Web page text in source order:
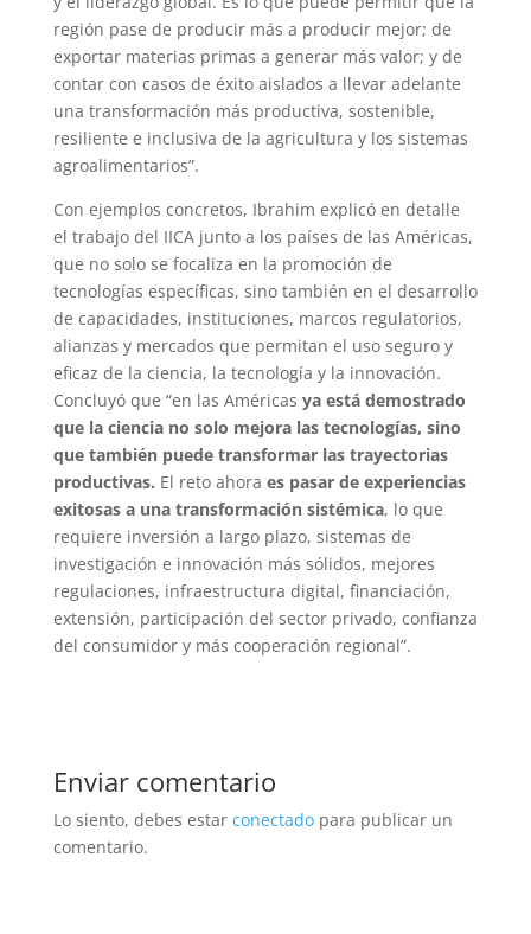
región pase de producir más a producir mejor; de
exportar materias primas a generar más valor; y de
contar con casos de éxito aislados a llevar adelante
una transformación más productiva, sostenible,
resiliente e inclusiva de la agricultura y los sistemas
agroalimentarios”.
Con ejemplos concretos, Ibrahim explicó en detalle
el trabajo del IICA junto a los países de las Américas,
que no solo se focaliza en la promoción de
tecnologías específicas, sino también en el desarrollo
de capacidades, instituciones, marcos regulatorios,
alianzas y mercados que permitan el uso seguro y
eficaz de la ciencia, la tecnología y la innovación.
Concluyó que “en las Américas ya está demostrado
que la ciencia no solo mejora las tecnologías, sino
que también puede transformar las trayectorias
productivas. El reto ahora es pasar de experiencias
exitosas a una transformación sistémica, lo que
requiere inversión a largo plazo, sistemas de
investigación e innovación más sólidos, mejores
regulaciones, infraestructura digital, financiación,
extensión, participación del sector privado, confianza
del consumidor y más cooperación regional”.
Enviar comentario
Lo siento, debes estar conectadopara publicar un
comentario.